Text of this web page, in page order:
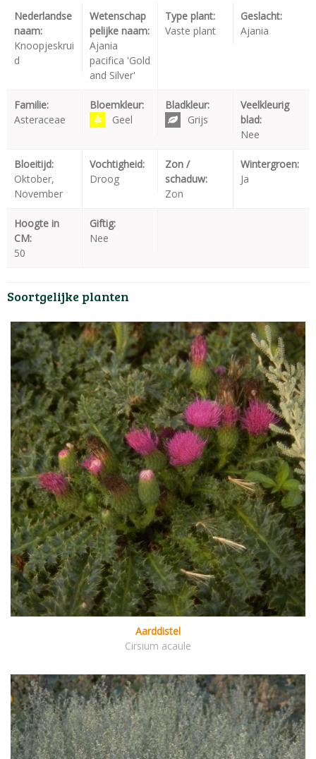
Nederlandse
naam:
Knoopjeskrui
d
Wetenschap
pelijke naam:
Ajania
pacifica 'Gold
and Silver'
Type plant:
Vaste plant
Geslacht:
Ajania
Familie:
Asteraceae
Bloemkleur:
Geel
Bladkleur:
Grijs
Veelkleurig
blad:
Nee
Bloeitijd:
Oktober,
November
Vochtigheid:
Droog
Zon /
schaduw:
Zon
Wintergroen:
Ja
Hoogte in
CM:
50
Giftig:
Nee
Soortgelijke planten
Aarddistel
Cirsium acaule